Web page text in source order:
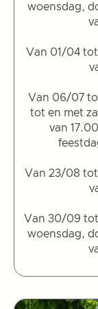
woensdag,
Van 01/04
Van 06/07
tot en met
van
Van 23/08
Van 30/09
woensdag,